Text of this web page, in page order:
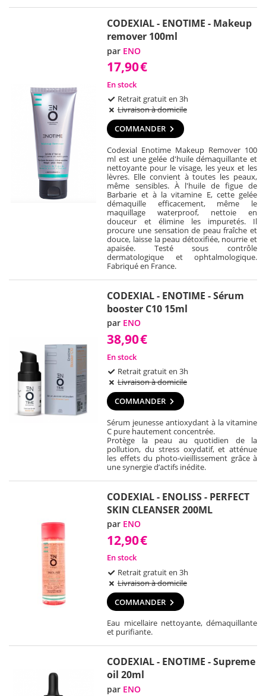
CODEXIAL - ENOTIME - Makeup
remover 100ml
par ENO
17,90€
En stock
Retrait gratuit en 3h
Livraison à domicile
COMMANDER
Codexial Enotime Makeup Remover 100
ml est une gelée d'huile démaquillante et
nettoyante pour le visage, les yeux et les
lèvres. Elle convient à toutes les peaux,
même sensibles. À l'huile de figue de
Barbarie et à la vitamine E, cette gelée
démaquille efficacement, même le
maquillage waterproof, nettoie en
douceur et élimine les impuretés. Il
procure une sensation de peau fraîche et
douce, laisse la peau détoxifiée, nourrie et
apaisée. Testé sous contrôle
dermatologique et ophtalmologique.
Fabriqué en France.
CODEXIAL - ENOTIME - Sérum
booster C10 15ml
par ENO
38,90€
En stock
Retrait gratuit en 3h
Livraison à domicile
COMMANDER
Sérum jeunesse antioxydant à la vitamine
C pure hautement concentrée.
Protège la peau au quotidien de la
pollution, du stress oxydatif, et atténue
les effets du photo-vieillissement grâce à
une synergie d’actifs inédite.
CODEXIAL - ENOLISS - PERFECT
SKIN CLEANSER 200ML
par ENO
12,90€
En stock
Retrait gratuit en 3h
Livraison à domicile
COMMANDER
Eau micellaire nettoyante, démaquillante
et purifiante.
CODEXIAL - ENOTIME - Supreme
oil 20ml
par ENO